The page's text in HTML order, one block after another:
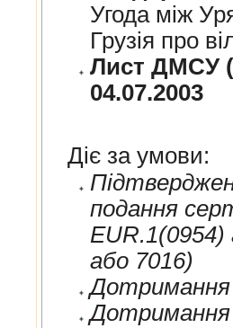
Угода між
Грузія про
Лист ДМСУ
04.07.2003
Діє за умови:
подання
EUR.1(0954)
або 7016)
Дотримання
Дотримання